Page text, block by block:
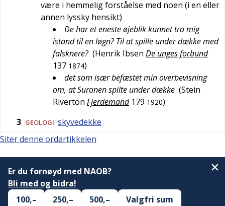
være i hemmelig forståelse med noen (i en eller
annen lyssky hensikt)
De har et eneste øjeblik kunnet tro mig
istand til en løgn? Til at spille under dække med
falsknere? (Henrik Ibsen De unges forbund
137 1874)
det som især befæstet min overbevisning
om, at Suronen spilte under dække (Stein
Riverton Fjerdemand 179 1920)
3 GEOLOGI skyvedekke
Siter denne ordartikkelen
Er du fornøyd med NAOB?
Bli med og bidra!
100,–
250,– 500,– Valgfri sum